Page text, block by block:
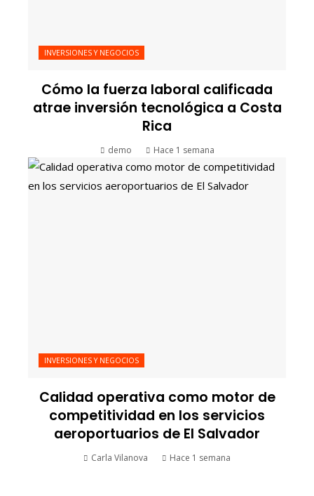
INVERSIONES Y NEGOCIOS
Cómo la fuerza laboral calificada
atrae inversión tecnológica a Costa
Rica
demo Hace 1 semana
INVERSIONES Y NEGOCIOS
Calidad operativa como motor de
competitividad en los servicios
aeroportuarios de El Salvador
Carla Vilanova Hace 1 semana